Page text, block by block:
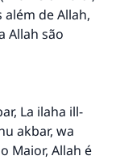
de Allah,
Allah são
La ilaha ill-
akbar, wa
Maior, Allah é
a fazer o